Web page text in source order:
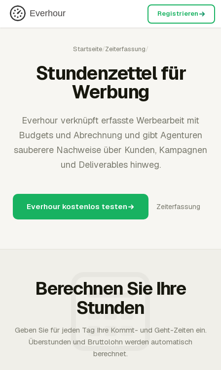
Everhour Registrieren
Startseite/Zeiterfassung/
Stundenzettel für
Werbung
Everhour verknüpft erfasste Werbearbeit mit
Budgets und Abrechnung und gibt Agenturen
sauberere Nachweise über Kunden, Kampagnen
und Deliverables hinweg.
Everhour kostenlos testen Zeiterfassung
Berechnen Sie Ihre
Stunden
Geben Sie für jeden Tag Ihre Kommt- und Geht-Zeiten ein.
Überstunden und Bruttolohn werden automatisch
berechnet.